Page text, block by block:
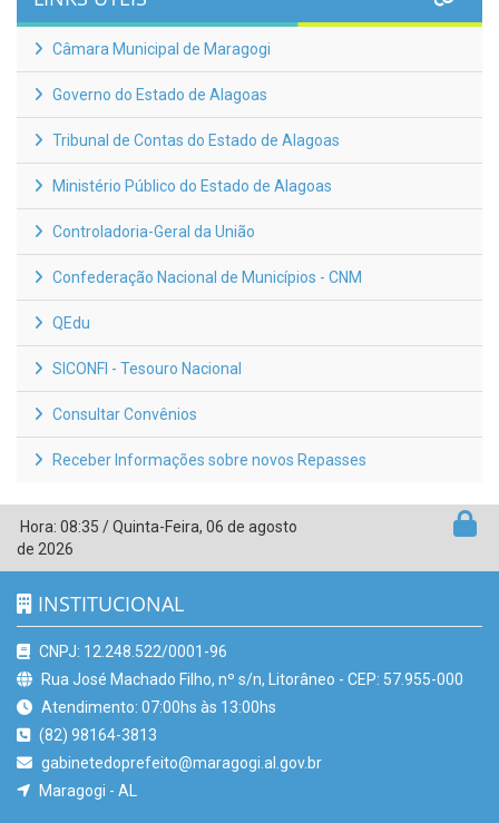
Câmara Municipal de Maragogi
Governo do Estado de Alagoas
Tribunal de Contas do Estado de Alagoas
Ministério Público do Estado de Alagoas
Controladoria-Geral da União
Confederação Nacional de Municípios - CNM
QEdu
SICONFI - Tesouro Nacional
Consultar Convênios
Receber Informações sobre novos Repasses
Hora: 08:35 /Quinta-Feira, 06 de agosto
de 2026
INSTITUCIONAL
CNPJ: 12.248.522/0001-96
Rua José Machado Filho, nº s/n, Litorâneo - CEP: 57.955-000
Atendimento: 07:00hs às 13:00hs
(82) 98164-3813
gabinetedoprefeito@maragogi.al.gov.br
Maragogi - AL